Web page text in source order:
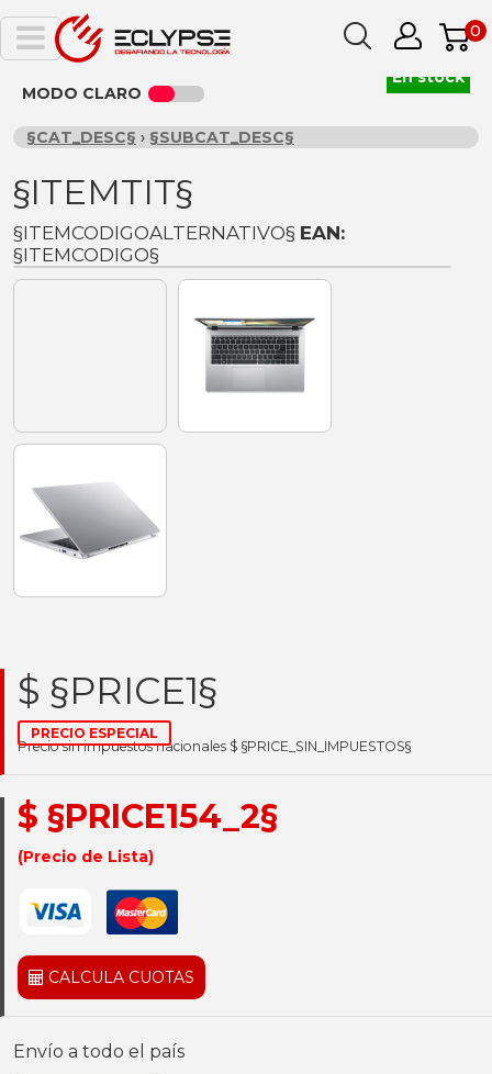
0
MODO CLARO
§CAT_DESC§ › §SUBCAT_DESC§
§ITEMTIT§
§ITEMCODIGOALTERNATIVO§ EAN:
§ITEMCODIGO§
$ §PRICE1§
PRECIO ESPECIAL
Precio sin impuestos nacionales $ §PRICE_SIN_IMPUESTOS§
$ §PRICE154_2§
(Precio de Lista)
CALCULA CUOTAS
Envío a todo el país
En stock